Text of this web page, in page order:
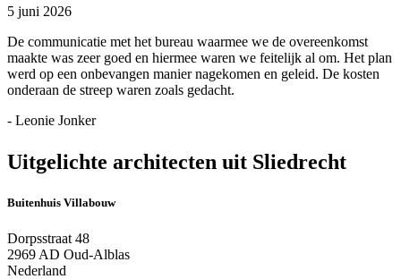
5 juni 2026
De communicatie met het bureau waarmee we de overeenkomst
maakte was zeer goed en hiermee waren we feitelijk al om. Het plan
werd op een onbevangen manier nagekomen en geleid. De kosten
onderaan de streep waren zoals gedacht.
- Leonie Jonker
Uitgelichte architecten uit Sliedrecht
Buitenhuis Villabouw
Dorpsstraat 48
2969 AD Oud-Alblas
Nederland